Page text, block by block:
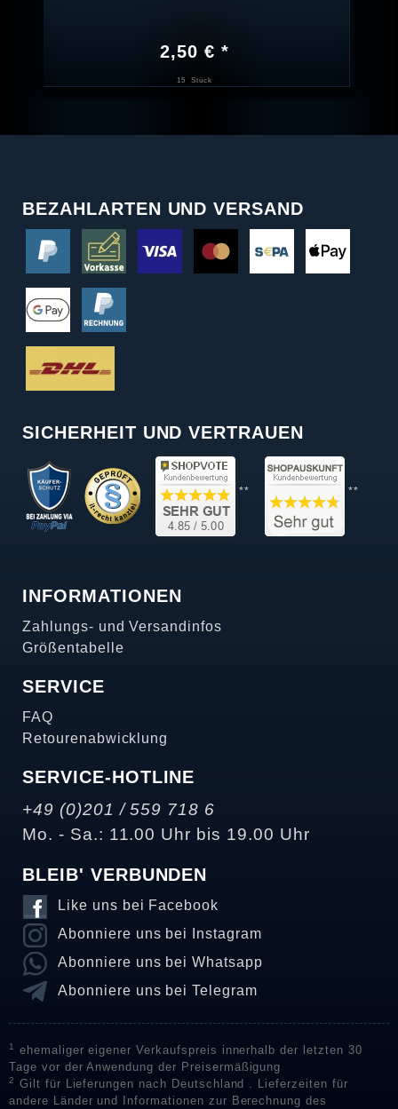
2,50 € *
15 Stück
BEZAHLARTEN UND VERSAND
SICHERHEIT UND VERTRAUEN
** **
INFORMATIONEN
Zahlungs- und Versandinfos
Größentabelle
SERVICE
FAQ
Retourenabwicklung
SERVICE-HOTLINE
+49 (0)201 / 559 718 6
Mo. - Sa.: 11.00 Uhr bis 19.00 Uhr
BLEIB' VERBUNDEN
Like uns bei Facebook
Abonniere uns bei Instagram
Abonniere uns bei Whatsapp
Abonniere uns bei Telegram
1
ehemaliger eigener Verkaufspreis innerhalb der letzten 30
Tage vor der Anwendung der Preisermäßigung
2
Gilt für Lieferungen nach Deutschland . Lieferzeiten für
andere Länder und Informationen zur Berechnung des